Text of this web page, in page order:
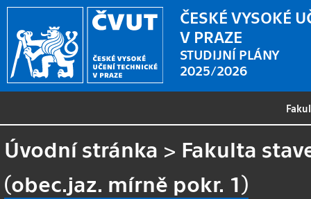
ČESKÉ VYSOKÉ
V PRAZE
STUDIJNÍ PLÁNY
2025/2026
Úvodní stránka > Fakulta
(obec.jaz. mírně pokr. 1)